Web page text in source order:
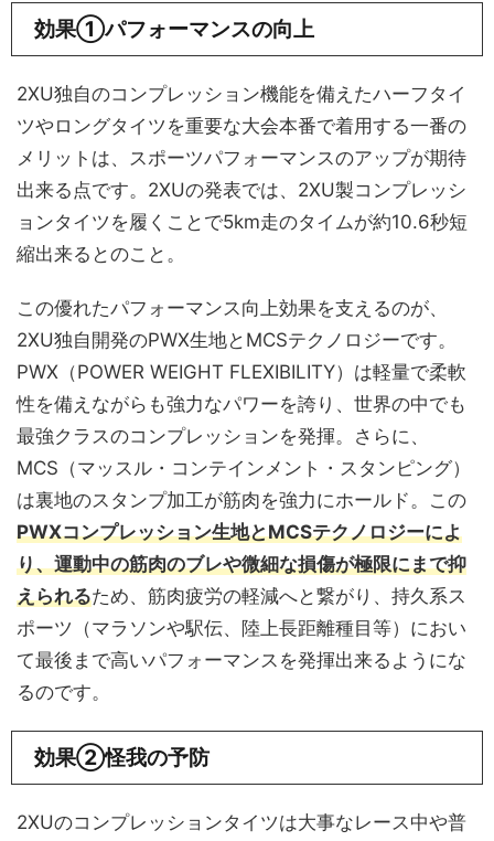
効果①パフォーマンスの向上
2XU独自のコンプレッション機能を備えたハーフタイ
ツやロングタイツを重要な大会本番で着用する一番の
メリットは、スポーツパフォーマンスのアップが期待
出来る点です。2XUの発表では、2XU製コンプレッシ
ョンタイツを履くことで5km走のタイムが約10.6秒短
縮出来るとのこと。
この優れたパフォーマンス向上効果を支えるのが、
2XU独自開発のPWX生地とMCSテクノロジーです。
PWX（POWER WEIGHT FLEXIBILITY）は軽量で柔軟
性を備えながらも強力なパワーを誇り、世界の中でも
最強クラスのコンプレッションを発揮。さらに、
MCS（マッスル・コンテインメント・スタンピング）
は裏地のスタンプ加工が筋肉を強力にホールド。この
PWXコンプレッション生地とMCSテクノロジーによ
り、運動中の筋肉のブレや微細な損傷が極限にまで抑
えられるため、筋肉疲労の軽減へと繋がり、持久系ス
ポーツ（マラソンや駅伝、陸上長距離種目等）におい
て最後まで高いパフォーマンスを発揮出来るようにな
るのです。
効果②怪我の予防
2XUのコンプレッションタイツは大事なレース中や普